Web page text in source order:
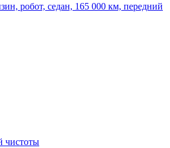
робот, седан, 165 000 км, передний
чистоты